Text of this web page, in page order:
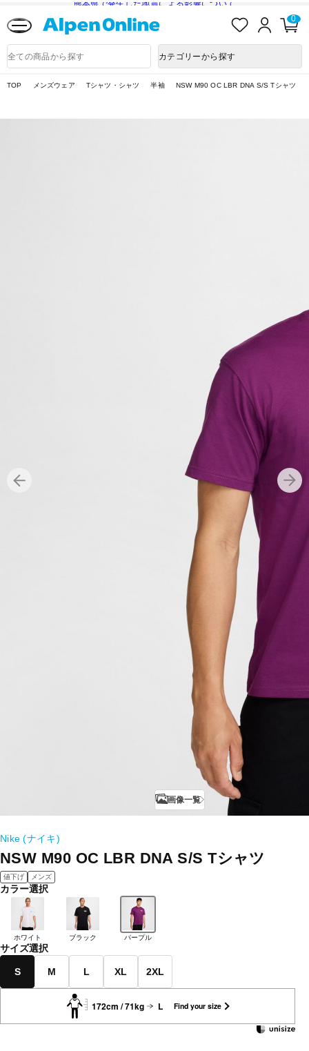
熊本県で発生した地震による影響について
入
ロ
ン
0
品
検
カテゴリーから探す
TOP メンズウェア Tシャツ・シャツ 半袖 NSW M90 OC LBR DNA S/S Tシャツ
画像一覧
Nike (ナイキ)
NSW M90 OC LBR DNA S/S Tシャツ
値下げ メンズ
カラー選択
ホワイト ブラック パープル
サイズ選択
S M L XL 2XL
172cm / 71kg L Find your size